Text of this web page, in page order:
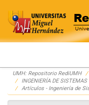
Skip
navigation
UMH: Repositorio RediUMH
INGENIERÍA DE
Artículos - Ingeniería de